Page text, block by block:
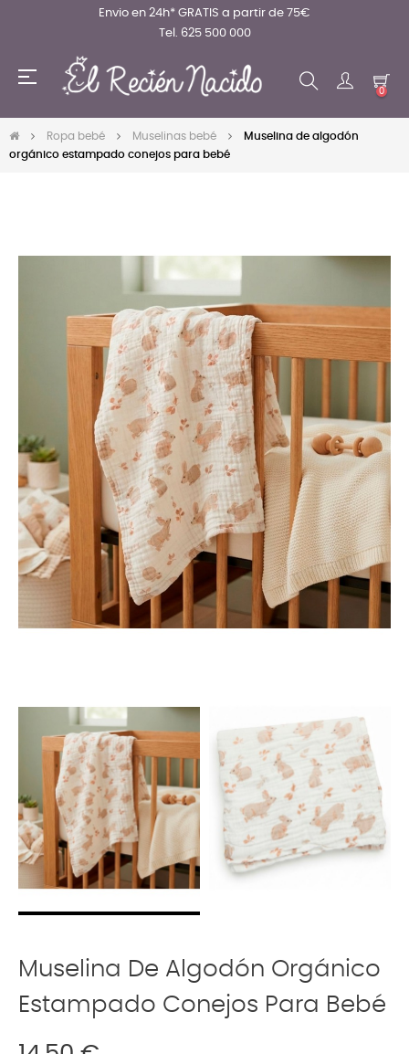
Envio en 24h* GRATIS a partir de 75€
Tel. 625 500 000
Navegación
☰
0
Ropa bebé Muselinas bebé
Muselina de algodón
orgánico estampado conejos para bebé
Muselina De Algodón Orgánico
Estampado Conejos Para Bebé